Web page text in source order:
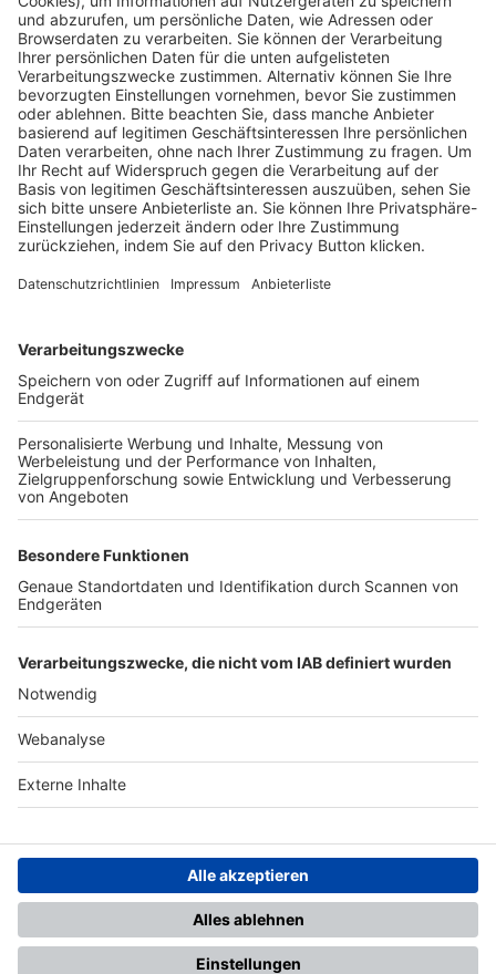
Pässe und Vereinswechsel
Trainerausbildung
Schulungsangebot Vereinsmitarbeiter
BFV-Geschäftsstellen
Trainerbörse
Login SpielPlus
FOLGE DEM BFV
TOP-VEREINE
TOP-PARTNER
Nutzungsbedingungen Datenschutz Impressum